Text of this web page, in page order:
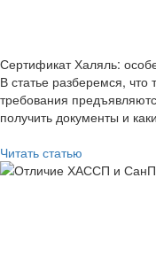
Сертификат Халяль:
В статье разберемся, что
требования
получить документы и
Читать статью